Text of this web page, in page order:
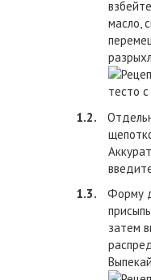
масло,
Форму
затем